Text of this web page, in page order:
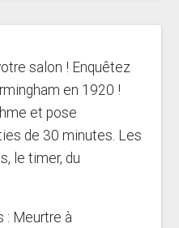
salon ! Enquêtez
en 1920 !
et pose
de 30 minutes. Les
le timer, du
: Meurtre à